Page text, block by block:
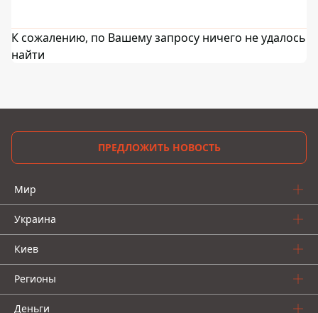
К сожалению, по Вашему запросу ничего не удалось
найти
ПРЕДЛОЖИТЬ НОВОСТЬ
Мир
Украина
Киев
Регионы
Деньги